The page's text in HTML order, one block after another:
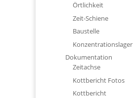
Örtlichkeit
Zeit-Schiene
Baustelle
Konzentrationslager
Dokumentation
Zeitachse
Kottbericht Fotos
Kottbericht